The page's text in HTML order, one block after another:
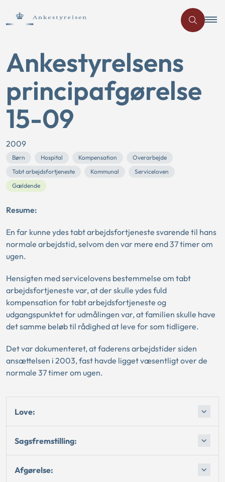
Ankestyrelsens
principafgørelse
15-09
2009
Børn Hospital Kompensation
Overarbejde
Tabt arbejdsfortjeneste
Kommunal
Serviceloven
Gældende
Resume:
En far kunne ydes tabt arbejdsfortjeneste svarende til hans
normale arbejdstid, selvom den var mere end 37 timer om
ugen.
Hensigten med servicelovens bestemmelse om tabt
arbejdsfortjeneste var, at der skulle ydes fuld
kompensation for tabt arbejdsfortjeneste og
udgangspunktet for udmålingen var, at familien skulle have
det samme beløb til rådighed at leve for som tidligere.
Det var dokumenteret, at faderens arbejdstider siden
ansættelsen i 2003, fast havde ligget væsentligt over de
normale 37 timer om ugen.
Love:
Sagsfremstilling:
Afgørelse: